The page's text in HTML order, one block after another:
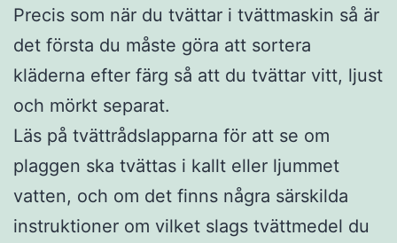
Precis som när du tvättar i tvättmaskin så är
det första du måste göra att sortera
kläderna efter färg så att du tvättar vitt, ljust
och mörkt separat.
Läs på tvättrådslapparna för att se om
plaggen ska tvättas i kallt eller ljummet
vatten, och om det finns några särskilda
instruktioner om vilket slags tvättmedel du